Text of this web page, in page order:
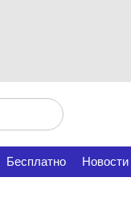
Бесплатно Новости